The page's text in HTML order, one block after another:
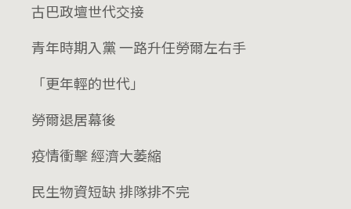
古巴政壇世代交接
青年時期入黨 一路升任勞爾左右手
「更年輕的世代」
勞爾退居幕後
疫情衝擊 經濟大萎縮
民生物資短缺 排隊排不完